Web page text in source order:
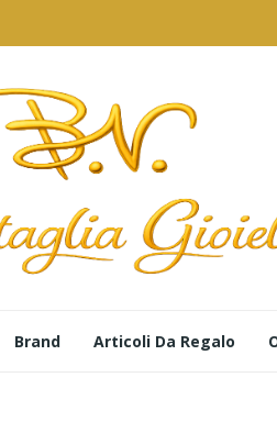
Brand Articoli Da Regalo